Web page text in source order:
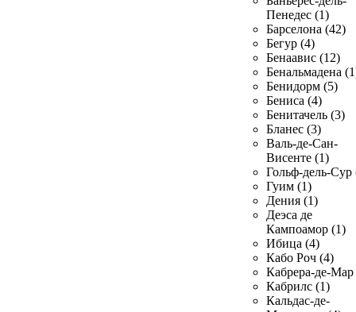
Пенедес (1)
Барселона (42)
Бегур (4)
Бенаавис (12)
Бенальмадена
Бенидорм (5)
Бениса (4)
Бенитачель (3)
Бланес (3)
Валь-де-Сан-
Висенте (1)
Гольф-дель-Сур
Гуим (1)
Дения (1)
Деэса де
Кампоамор (1)
Ибица (4)
Кабо Роч (4)
Кабрера-де-Мар
Кабрилс (1)
Кальдас-де-